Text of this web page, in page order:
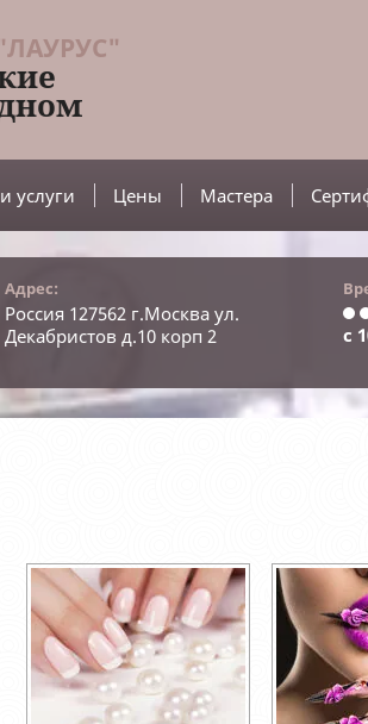
услуги Цены Мастера
Адрес:
Россия 127562 г.Москва ул.
Декабристов д.10 корп 2
с